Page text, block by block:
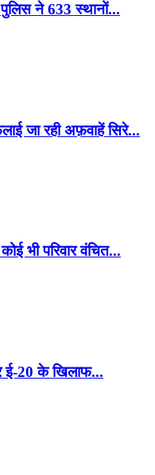
ने 633 स्थानों...
जा रही अफ़वाहें सिरे...
भी परिवार वंचित...
ई-20 के खिलाफ...